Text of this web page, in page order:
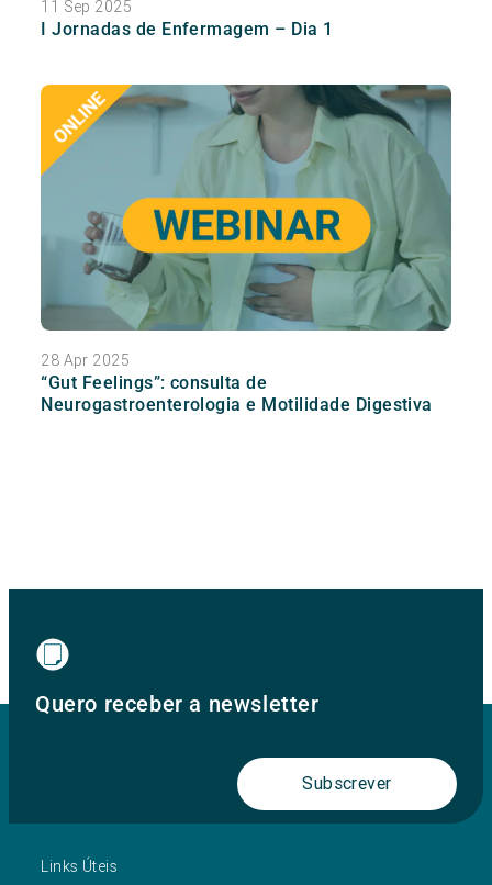
11 Sep 2025
I Jornadas de Enfermagem – Dia 1
28 Apr 2025
“Gut Feelings”: consulta de
Neurogastroenterologia e Motilidade Digestiva
Quero receber a newsletter
Subscrever
Links Úteis